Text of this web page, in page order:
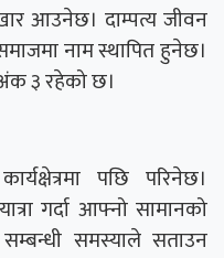
आउनेछ। दाम्पत्य जीवन
नाम स्थापित हुनेछ।
३ रहेको छ।
पछि परिनेछ।
गर्दा आफ्नो सामानको
सम्बन्धी समस्याले सताउन